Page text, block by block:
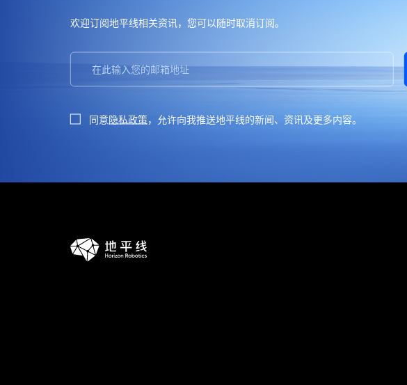
欢迎订阅地平线相关资讯，您可以随时取消订阅。
同意隐私政策，允许向我推送地平线的新闻、资讯及更多内容。